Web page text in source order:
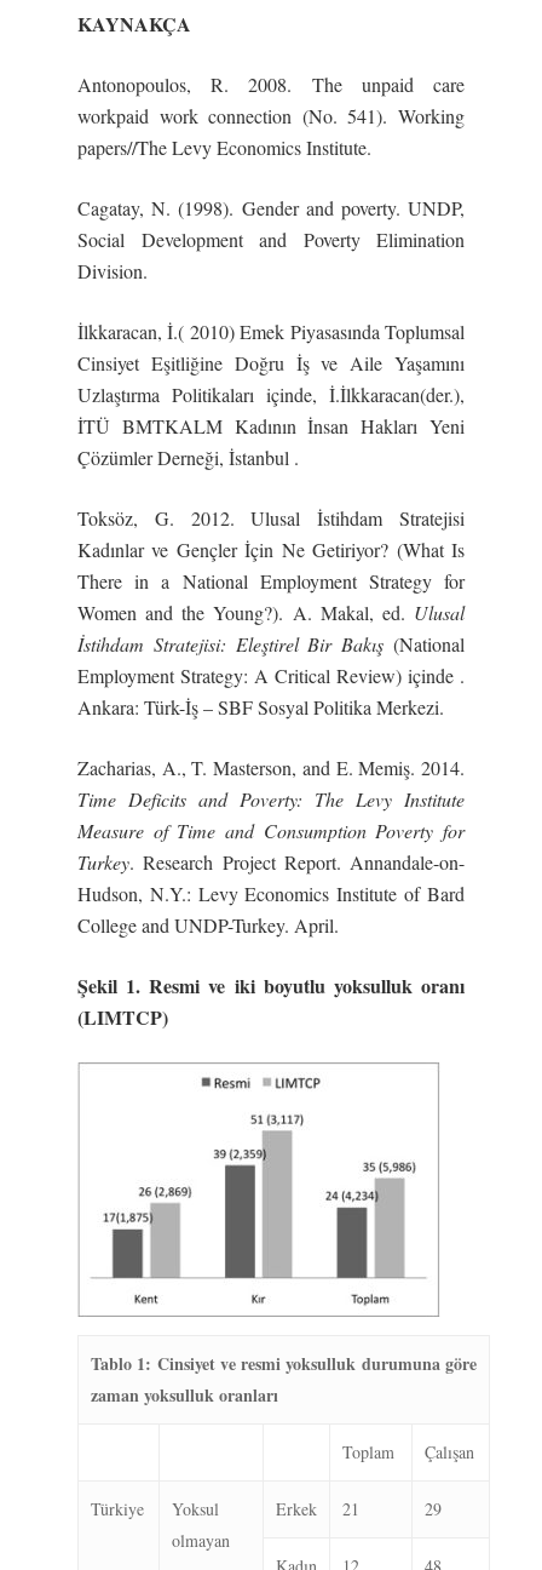
KAYNAKÇA
Antonopoulos, R. 2008. The unpaid care
workpaid work connection (No. 541). Working
papers//The Levy Economics Institute.
Cagatay, N. (1998). Gender and poverty. UNDP,
Social Development and Poverty Elimination
Division.
İlkkaracan, İ.( 2010) Emek Piyasasında Toplumsal
Cinsiyet Eşitliğine Doğru İş ve Aile Yaşamını
Uzlaştırma Politikaları içinde, İ.İlkkaracan(der.),
İTÜ BMTKALM Kadının İnsan Hakları Yeni
Çözümler Derneği, İstanbul .
Toksöz, G. 2012. Ulusal İstihdam Stratejisi
Kadınlar ve Gençler İçin Ne Getiriyor? (What Is
There in a National Employment Strategy for
Women and the Young?). A. Makal, ed. Ulusal
İstihdam Stratejisi: Eleştirel Bir Bakış (National
Employment Strategy: A Critical Review) içinde .
Ankara: Türk-İş – SBF Sosyal Politika Merkezi.
Zacharias, A., T. Masterson, and E. Memiş. 2014.
Time Deficits and Poverty: The Levy Institute
Measure of Time and Consumption Poverty for
Turkey. Research Project Report. Annandale-on-
Hudson, N.Y.: Levy Economics Institute of Bard
College and UNDP-Turkey. April.
Şekil 1. Resmi ve iki boyutlu yoksulluk oranı
(LIMTCP)
Tablo 1: Cinsiyet ve resmi yoksulluk durumuna göre
zaman yoksulluk oranları
Toplam Çalışan
Türkiye
Yoksul
olmayan
Erkek 21 29